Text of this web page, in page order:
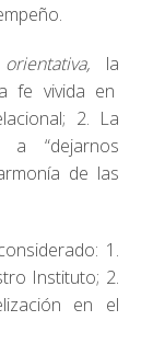
la
fe vivida en
2. La
a “dejarnos
de las
1.
Instituto; 2.
en el